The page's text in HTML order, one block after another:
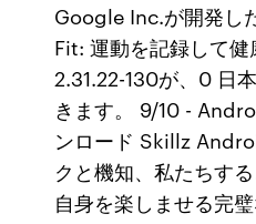
Google Inc.が開発
Fit: 運動を記録して健
2.31.22-130が、0 日
きます。 9/10 -
ンロード Skillz
クと機知、私たちす
自身を楽しませる完